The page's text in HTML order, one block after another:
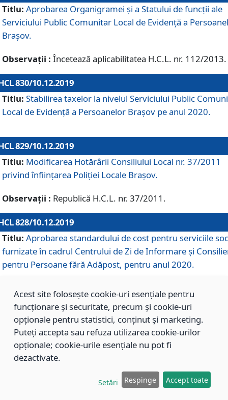
Titlu: Aprobarea Organigramei și a Statului de funcții ale
Serviciului Public Comunitar Local de Evidență a
Brașov.
Observații : Încetează aplicabilitatea H.C.L. nr. 112/2013.
830/10.12.2019
Titlu: Stabilirea taxelor la nivelul Serviciului Public
Local de Evidenţă a Persoanelor Braşov pe anul 2020.
829/10.12.2019
Titlu: Modificarea Hotărârii Consiliului Local nr. 37/2011
privind înființarea Poliției Locale Brașov.
Observații : Republică H.C.L. nr. 37/2011.
828/10.12.2019
Titlu: Aprobarea standardului de cost pentru serviciile
furnizate în cadrul Centrului de Zi de Informare și
pentru Persoane fără Adăpost, pentru anul 2020.
827/10.12.2019
Aprobarea standardului de cost pentru serviciile
furnizate în cadrul Centrului Rezidențial pentru Persoane
Adăpost, pentru anul 2020.
Aprobarea standardului de cost pentru serviciile
Acest site folosește cookie-uri esențiale pentru
funcționare și securitate, precum și cookie-uri
opționale pentru statistici, conținut și marketing.
Puteți accepta sau refuza utilizarea cookie-urilor
opționale; cookie-urile esențiale nu pot fi
dezactivate.
Setări Respinge Accept toate